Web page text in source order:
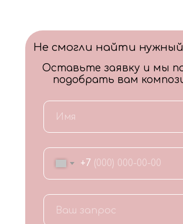
+7
Не смогли найти
Оставьте заявку и мы
подобрать вам